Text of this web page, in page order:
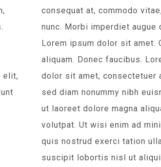
elit,
consequat at, commodo
nunc. Morbi imperdiet augue
Lorem ipsum dolor sit amet.
aliquam. Donec faucibus.
dolor sit amet, consectetuer
sed diam nonummy nibh
ut laoreet dolore magna
volutpat. Ut wisi enim ad
quis nostrud exerci tation
suscipit lobortis nisl ut